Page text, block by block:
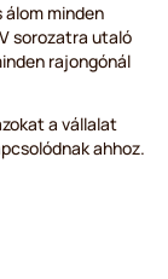
álom minden
sorozatra utaló
rajongónál
a vállalat
ahhoz.